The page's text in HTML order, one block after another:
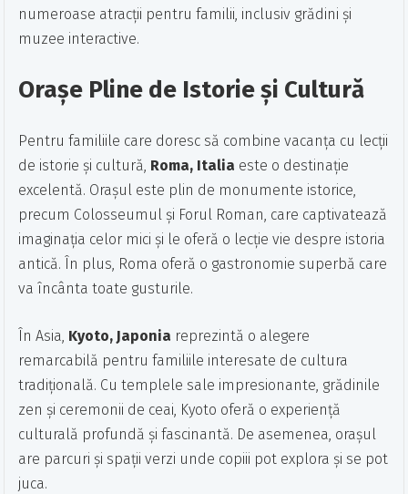
numeroase atracții pentru familii, inclusiv grădini și
muzee interactive.
Orașe Pline de Istorie și Cultură
Pentru familiile care doresc să combine vacanța cu lecții
de istorie și cultură, Roma, Italia este o destinație
excelentă. Orașul este plin de monumente istorice,
precum Colosseumul și Forul Roman, care captivatează
imaginația celor mici și le oferă o lecție vie despre istoria
antică. În plus, Roma oferă o gastronomie superbă care
va încânta toate gusturile.
În Asia, Kyoto, Japonia reprezintă o alegere
remarcabilă pentru familiile interesate de cultura
tradițională. Cu templele sale impresionante, grădinile
zen și ceremonii de ceai, Kyoto oferă o experiență
culturală profundă și fascinantă. De asemenea, orașul
are parcuri și spații verzi unde copiii pot explora și se pot
juca.